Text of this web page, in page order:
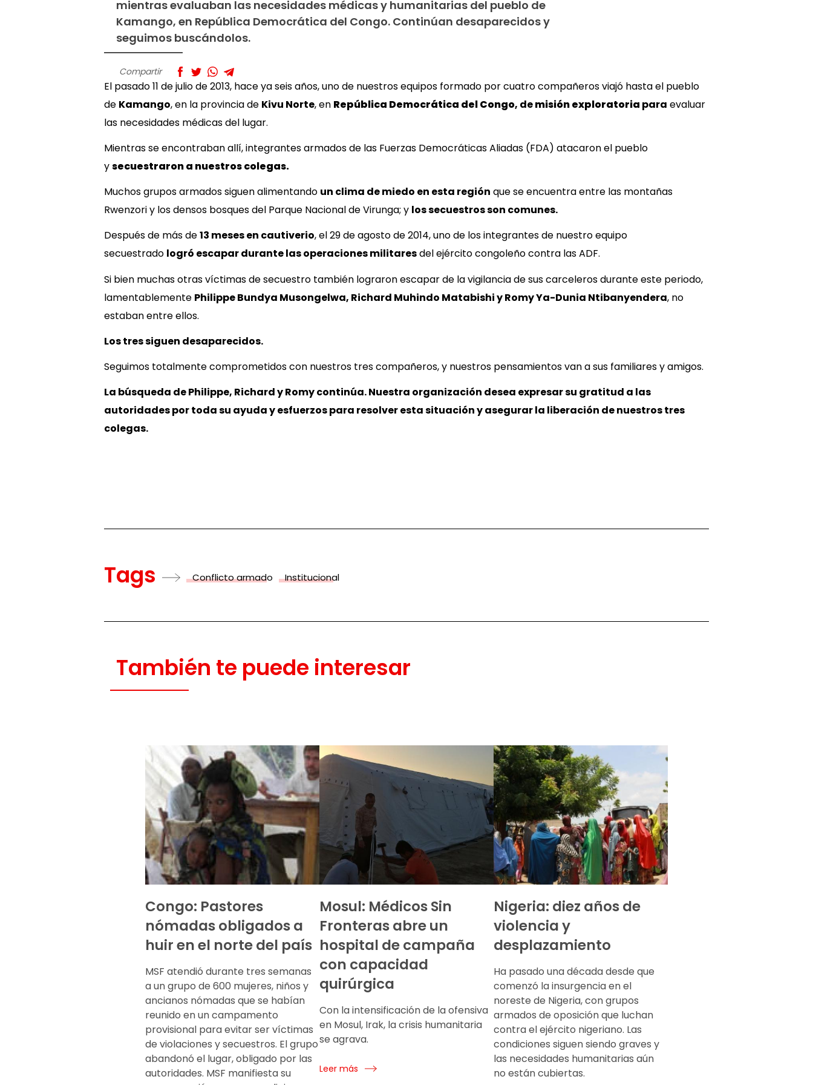
mientras evaluaban las necesidades médicas y humanitarias del pueblo de
Kamango, en República Democrática del Congo. Continúan desaparecidos y
seguimos buscándolos.
Compartir
El pasado 11 de julio de 2013, hace ya seis años, uno de nuestros equipos formado por cuatro compañeros viajó hasta el pueblo
de Kamango, en la provincia de Kivu Norte, en República Democrática del Congo, demisión exploratoria para evaluar
las necesidades médicas del lugar.
Mientras se encontraban allí, integrantes armados de las Fuerzas Democráticas Aliadas (FDA) atacaron el pueblo
ysecuestraron a nuestros colegas.
Muchos grupos armados siguen alimentando un clima de miedo en esta región que se encuentra entre las montañas
Rwenzori y los densos bosques del Parque Nacional de Virunga; y los secuestros son comunes.
Después de más de13 meses en cautiverio, el 29 de agosto de 2014, uno de los integrantes de nuestro equipo
secuestrado logró escapar durante las operaciones militaresdel ejército congoleño contra las ADF.
Si bien muchas otras víctimas de secuestro también lograron escapar de la vigilancia de sus carceleros durante este periodo,
lamentablemente Philippe Bundya Musongelwa, Richard Muhindo Matabishi y Romy Ya-Dunia Ntibanyendera, no
estaban entre ellos.
Los tres siguen desaparecidos.
Seguimos totalmente comprometidos con nuestros tres compañeros, y nuestros pensamientos van a sus familiares y amigos.
La búsqueda de Philippe, Richard y Romy continúa. Nuestra organización desea expresar su gratitud a las
autoridades por toda su ayuda y esfuerzos para resolver esta situación y asegurar la liberación de nuestros tres
colegas.
Tags Conflicto armado Institucional
También te puede interesar
Congo: Pastores
nómadas obligados a
huir en el norte del país
MSF atendió durante tres semanas
a un grupo de 600 mujeres, niños y
ancianos nómadas que se habían
reunido en un campamento
provisional para evitar ser víctimas
de violaciones y secuestros. El grupo
abandonó el lugar, obligado por las
autoridades. MSF manifiesta su
Mosul: Médicos Sin
Fronteras abre un
hospital de campaña
con capacidad
quirúrgica
Con la intensificación de la ofensiva
en Mosul, Irak, la crisis humanitaria
se agrava.
Leer más
Nigeria: diez años de
violencia y
desplazamiento
Ha pasado una década desde que
comenzó la insurgencia en el
noreste de Nigeria, con grupos
armados de oposición que luchan
contra el ejército nigeriano. Las
condiciones siguen siendo graves y
las necesidades humanitarias aún
no están cubiertas.